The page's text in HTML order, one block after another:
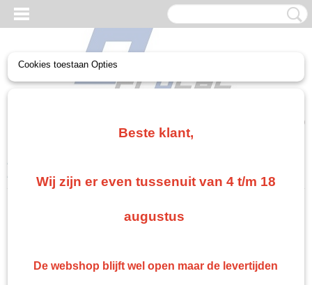
(0)
Home
Füller F 37
Cookies toestaan Opties
Beste klant,
Wij zijn er even tussenuit van 4 t/m 18
augustus
De webshop blijft wel open maar de levertijden